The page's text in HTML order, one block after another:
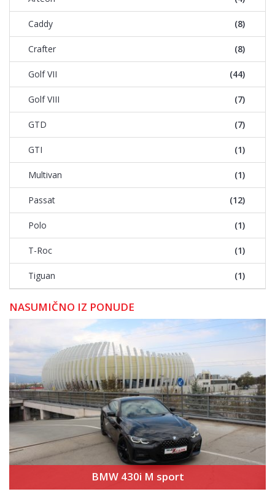
Caddy (8)
Crafter (8)
Golf VII (44)
Golf VIII (7)
GTD (7)
GTI (1)
Multivan (1)
Passat (12)
Polo (1)
T-Roc (1)
Tiguan (1)
NASUMIČNO IZ PONUDE
BMW 430i M sport